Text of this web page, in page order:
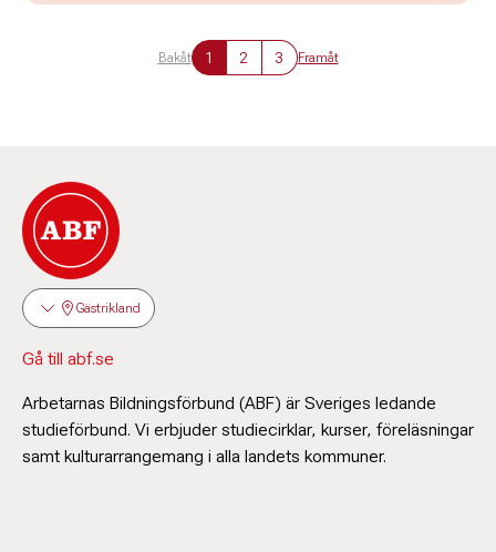
Bakåt 1 2 3 Framåt
Gästrikland
Gå till abf.se
Arbetarnas Bildningsförbund (ABF) är Sveriges ledande
studieförbund. Vi erbjuder studiecirklar, kurser, föreläsningar
samt kulturarrangemang i alla landets kommuner.